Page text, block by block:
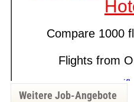
Weitere Job-Angebote